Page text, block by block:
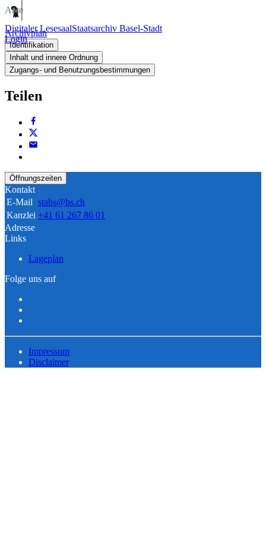
Digitaler LesesaalStaatsarchiv Basel-Stadt
Login
Akte
Archivplan
Identifikation
Inhalt und innere Ordnung
Zugangs- und Benutzungsbestimmungen
Teilen
Öffnungszeiten
Kontakt
E-Mail stabs@bs.ch
Kanzlei +41 61 267 86 01
Adresse
Links
Lageplan
Folge uns auf
Impressum
Disclaimer